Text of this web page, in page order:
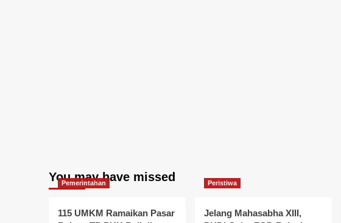
You may have missed
Pemerintahan
115 UMKM Ramaikan Pasar
Peristiwa
Jelang Mahasabha XIII,